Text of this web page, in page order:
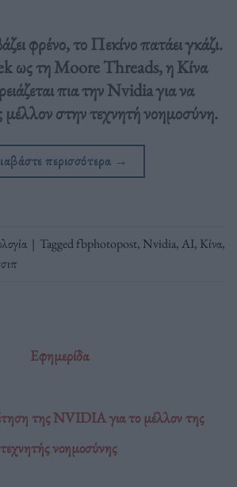
φρένο, το Πεκίνο πατάει γκάζι.
ως τη Moore Threads, η Κίνα
πια την Nvidia για να
μέλλον στην τεχνητή νοημοσύνη.
περισσότερα →
| Taggedfbphotopost, Nvidia,ΑΙ, Κίνα,
Εφημερίδα
της NVIDIA για το μέλλον της
τεχνητής νοημοσύνης